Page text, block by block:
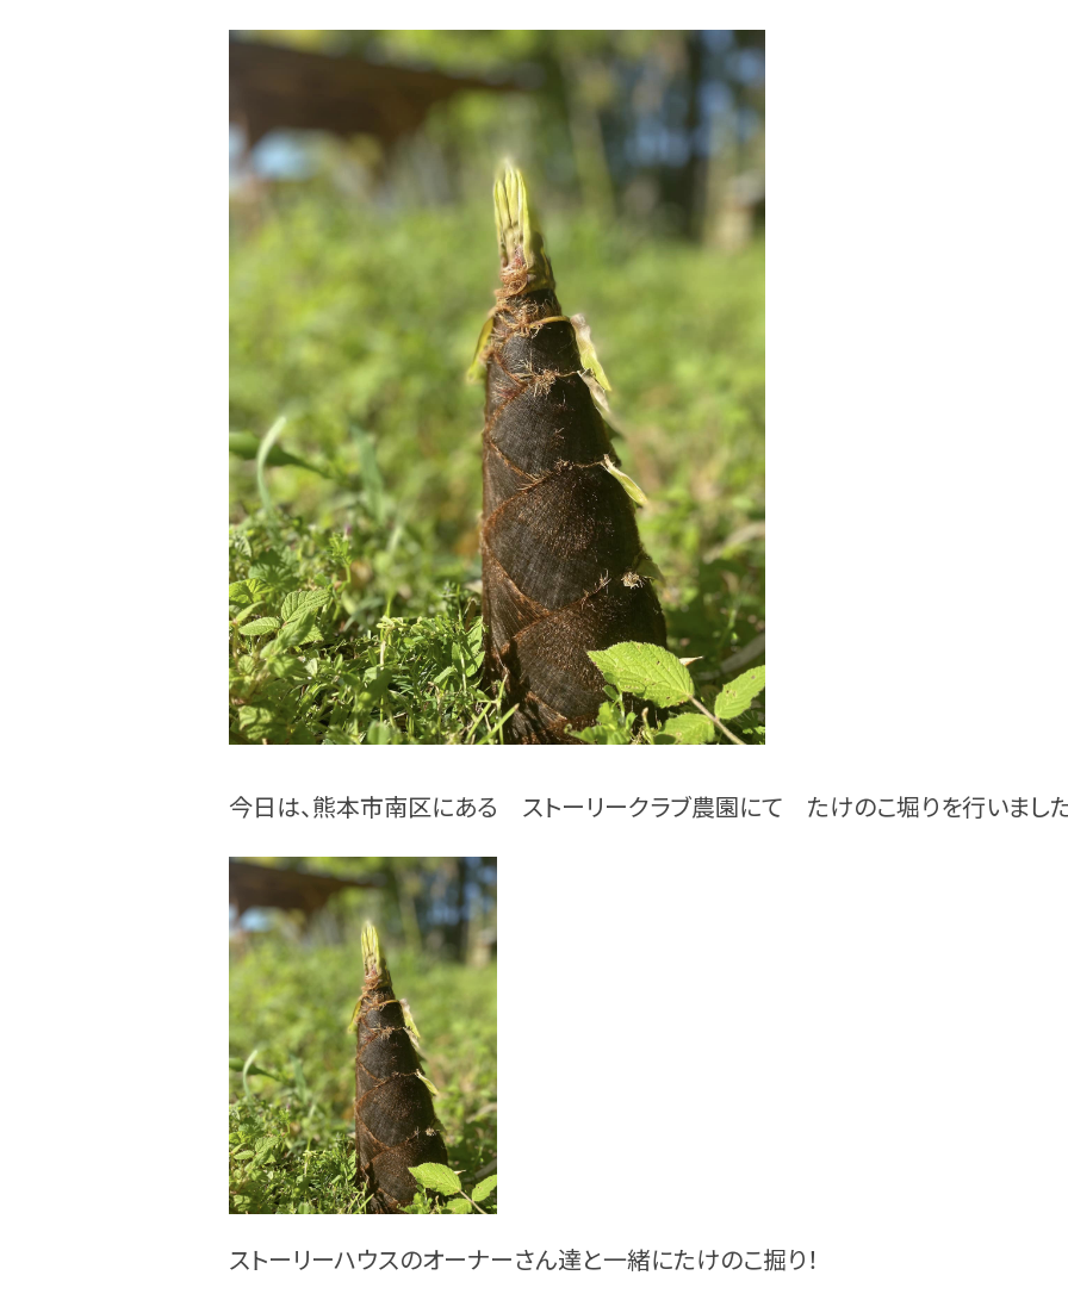
今日は、熊本市南区にある ストーリークラブ農園にて たけのこ堀りを行いまし
ストーリーハウスのオーナーさん達と一緒にたけのこ掘り！